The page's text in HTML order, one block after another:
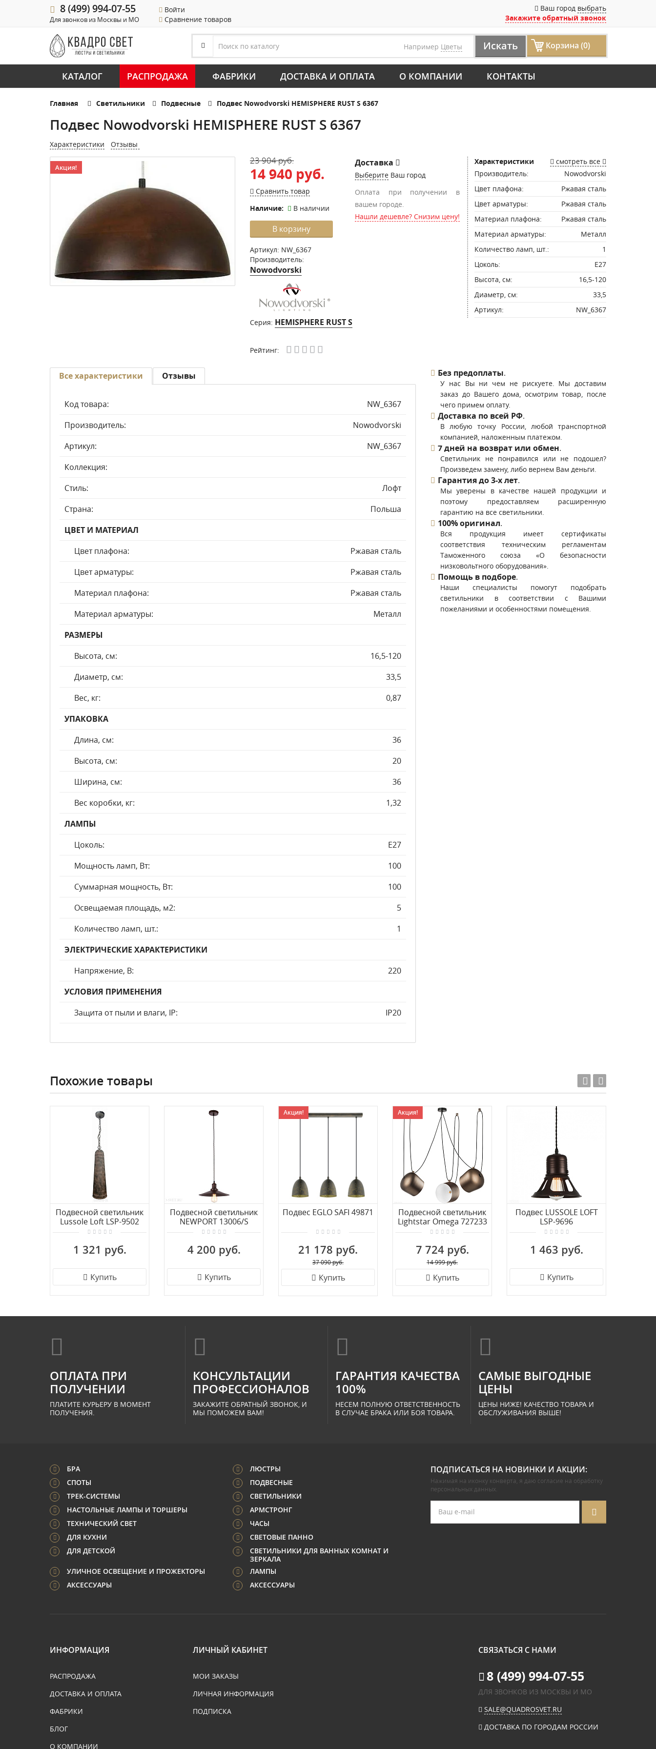
8 (499) 994-07-55
Для звонков из Москвы и МО
Войти
Сравнение товаров
Ваш город выбрать
Закажите обратный звонок
Например Цветы Искать Корзина (0)
КАТАЛОГ РАСПРОДАЖА ФАБРИКИ ДОСТАВКА И ОПЛАТА О КОМПАНИИ КОНТАКТЫ
Главная Светильники Подвесные Подвес Nowodvorski HEMISPHERE RUST S 6367
Подвес Nowodvorski HEMISPHERE RUST S 6367
Характеристики Отзывы
Акция!
23 904 руб.
14 940 руб.
Сравнить товар
Наличие:
В наличии
В корзину
Артикул: NW_6367
Производитель:
Nowodvorski
Серия: HEMISPHERE RUST S
Доставка
Выберите Ваш город
Оплата при получении в
вашем городе.
Нашли дешевле? Снизим цену!
Рейтинг:
Характеристики
смотреть все
Производитель:
Nowodvorski
Цвет плафона:
Ржавая сталь
Цвет арматуры:
Ржавая сталь
Материал плафона:
Ржавая сталь
Материал арматуры:
Металл
Количество ламп, шт.:
1
Цоколь:
E27
Высота, см:
16,5-120
Диаметр, см:
33,5
Артикул:
NW_6367
Все характеристики
Код товара:
NW_6367
Производитель:
Nowodvorski
Артикул:
NW_6367
Коллекция:
Стиль:
Лофт
Страна:
Польша
ЦВЕТ И МАТЕРИАЛ
Цвет плафона:
Ржавая сталь
Цвет арматуры:
Ржавая сталь
Материал плафона:
Ржавая сталь
Материал арматуры:
Металл
РАЗМЕРЫ
Высота, см:
16,5-120
Диаметр, см:
33,5
Вес, кг:
0,87
УПАКОВКА
Длина, см:
36
Высота, см:
20
Ширина, см:
36
Вес коробки, кг:
1,32
ЛАМПЫ
Цоколь:
E27
Мощность ламп, Вт:
100
Суммарная мощность, Вт:
100
Освещаемая площадь, м2:
5
Количество ламп, шт.:
1
ЭЛЕКТРИЧЕСКИЕ ХАРАКТЕРИСТИКИ
Напряжение, В:
220
УСЛОВИЯ ПРИМЕНЕНИЯ
Защита от пыли и влаги, IP:
IP20
Отзывы Без предоплаты.
У нас Вы ни чем не рискуете. Мы доставим
заказ до Вашего дома, осмотрим товар, после
чего примем оплату.
Доставка по всей РФ.
В любую точку России, любой транспортной
компанией, наложенным платежом.
7 дней на возврат или обмен.
Светильник не понравился или не подошел?
Произведем замену, либо вернем Вам деньги.
Гарантия до 3-х лет.
Мы уверены в качестве нашей продукции и
поэтому предоставляем расширенную
гарантию на все светильники.
100% оригинал.
Вся продукция имеет сертификаты
соответствия техническим регламентам
Таможенного союза «О безопасности
низковольтного оборудования».
Помощь в подборе.
Наши специалисты помогут подобрать
светильники в соответствии с Вашими
пожеланиями и особенностями помещения.
Похожие товары
Подвесной светильник
Lussole Loft LSP-9502
1 321 руб.
Купить
Подвесной светильник
NEWPORT 13006/S
4 200 руб.
Купить
Акция!
Подвес EGLO SAFI 49871
21 178 руб.
37 090 руб.
Купить
Акция!
Подвесной светильник
Lightstar Omega 727233
7 724 руб.
14 999 руб.
Купить
Подвес LUSSOLE LOFT
LSP-9696
1 463 руб.
Купить
ОПЛАТА ПРИ
ПОЛУЧЕНИИ
ПЛАТИТЕ КУРЬЕРУ В МОМЕНТ
ПОЛУЧЕНИЯ.
КОНСУЛЬТАЦИИ
ПРОФЕССИОНАЛОВ
ЗАКАЖИТЕ ОБРАТНЫЙ ЗВОНОК, И
МЫ ПОМОЖЕМ ВАМ!
ГАРАНТИЯ КАЧЕСТВА
100%
НЕСЕМ ПОЛНУЮ ОТВЕТСТВЕННОСТЬ
В СЛУЧАЕ БРАКА ИЛИ БОЯ ТОВАРА.
САМЫЕ ВЫГОДНЫЕ
ЦЕНЫ
ЦЕНЫ НИЖЕ! КАЧЕСТВО ТОВАРА И
ОБСЛУЖИВАНИЯ ВЫШЕ!
БРА
ЛЮСТРЫ
СПОТЫ
ПОДВЕСНЫЕ
ТРЕК-СИСТЕМЫ
СВЕТИЛЬНИКИ
НАСТОЛЬНЫЕ ЛАМПЫ И ТОРШЕРЫ
АРМСТРОНГ
ТЕХНИЧЕСКИЙ СВЕТ
ЧАСЫ
ДЛЯ КУХНИ
СВЕТОВЫЕ ПАННО
ДЛЯ ДЕТСКОЙ
СВЕТИЛЬНИКИ ДЛЯ ВАННЫХ КОМНАТ И
ЗЕРКАЛА
УЛИЧНОЕ ОСВЕЩЕНИЕ И ПРОЖЕКТОРЫ
ЛАМПЫ
АКСЕССУАРЫ
АКСЕССУАРЫ
ПОДПИСАТЬСЯ НА НОВИНКИ И АКЦИИ:
Нажимая на иконку конверта, я даю согласие на обработку
персональных данных.
ИНФОРМАЦИЯ
РАСПРОДАЖА
ДОСТАВКА И ОПЛАТА
ФАБРИКИ
БЛОГ
О КОМПАНИИ
ЛИЧНЫЙ КАБИНЕТ
МОИ ЗАКАЗЫ
ЛИЧНАЯ ИНФОРМАЦИЯ
ПОДПИСКА
СВЯЗАТЬСЯ С НАМИ
8 (499) 994-07-55
ДЛЯ ЗВОНКОВ ИЗ МОСКВЫ И МО
SALE@QUADROSVET.RU
ДОСТАВКА ПО ГОРОДАМ РОССИИ